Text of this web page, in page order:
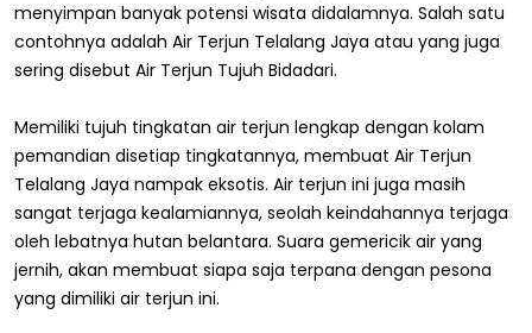
menyimpan banyak potensi wisata didalamnya. Salah satu
contohnya adalah Air Terjun Telalang Jaya atau yang juga
sering disebut Air Terjun Tujuh Bidadari.
Memiliki tujuh tingkatan air terjun lengkap dengan kolam
pemandian disetiap tingkatannya, membuat Air Terjun
Telalang Jaya nampak eksotis. Air terjun ini juga masih
sangat terjaga kealamiannya, seolah keindahannya terjaga
oleh lebatnya hutan belantara. Suara gemericik air yang
jernih, akan membuat siapa saja terpana dengan pesona
yang dimiliki air terjun ini.